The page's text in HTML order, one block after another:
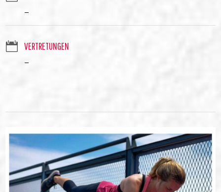
–
 VERTRETUNGEN
–